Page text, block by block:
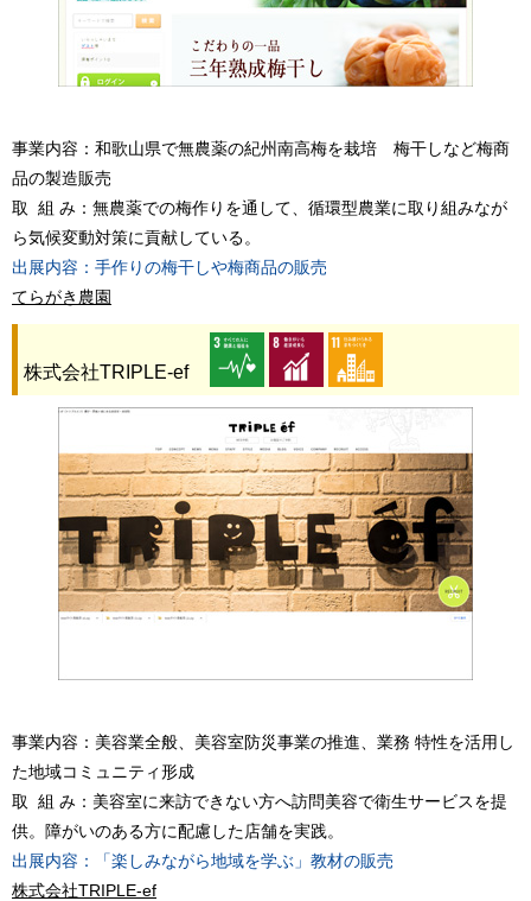
事業内容：和歌山県で無農薬の紀州南高梅を栽培 梅干しなど梅商
品の製造販売
取 組 み：無農薬での梅作りを通して、循環型農業に取り組みなが
ら気候変動対策に貢献している。
出展内容：手作りの梅干しや梅商品の販売
てらがき農園
株式会社TRIPLE-ef
事業内容：美容業全般、美容室防災事業の推進、業務 特性を活用し
た地域コミュニティ形成
取 組 み：美容室に来訪できない方へ訪問美容で衛生サービスを提
供。障がいのある方に配慮した店舗を実践。
出展内容：「楽しみながら地域を学ぶ」教材の販売
株式会社TRIPLE-ef